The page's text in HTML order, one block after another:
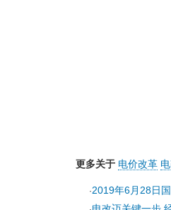
更多关于 电价改革
·2019年6月28日